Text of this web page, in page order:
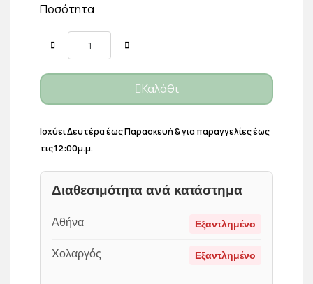
Ποσότητα
Καλάθι
Ισχύει Δευτέρα έως Παρασκευή & για παραγγελίες έως
τις 12:00μ.μ.
Διαθεσιμότητα ανά κατάστημα
Αθήνα Εξαντλημένο
Χολαργός Εξαντλημένο